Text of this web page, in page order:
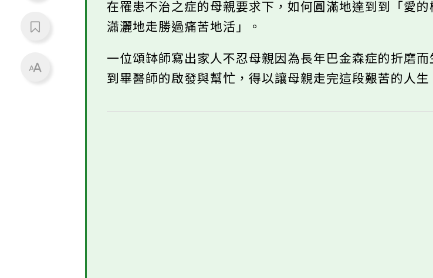
在罹患不治之症的母親要求下，如何圓滿地達到到「愛的
瀟灑地走勝過痛苦地活」。
一位頌缽師寫出家人不忍母親因為長年巴金森症的折磨
到畢醫師的啟發與幫忙，得以讓母親走完這段艱苦的人生